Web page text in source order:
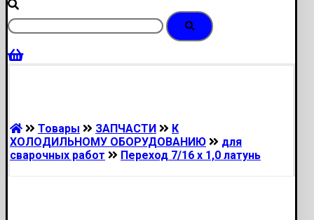
Товары ЗАПЧАСТИ
К
ХОЛОДИЛЬНОМУ ОБОРУДОВАНИЮ
для
сварочных работ
Переход 7/16 х 1,0 латунь